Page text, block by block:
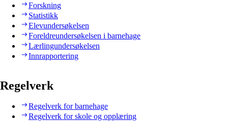
Forskning
Statistikk
Elevundersøkelsen
Foreldreundersøkelsen i barnehage
Lærlingundersøkelsen
Innrapportering
Regelverk
Regelverk for barnehage
Regelverk for skole og opplæring